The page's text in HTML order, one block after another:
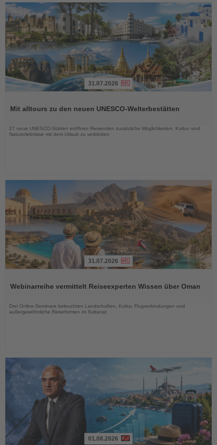
die
31.07.2026
Mit alltours zu den neuen UNESCO-Welterbestätten
27 neue UNESCO-Stätten eröffnen Reisenden zusätzliche Möglichkeiten, Kultur- und
Naturerlebnisse mit dem Urlaub zu verbinden
die
31.07.2026
Webinarreihe vermittelt Reiseexperten Wissen über Oman
Drei Online-Seminare beleuchten Landschaften, Kultur, Flugverbindungen und
außergewöhnliche Reiseformen im Sultanat
01.08.2026